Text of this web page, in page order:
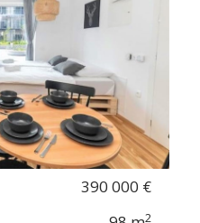
390 000 €
2